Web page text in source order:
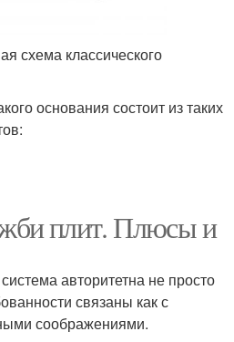
схема классического
основания состоит из таких
плит. Плюсы и
авторитетна не просто
связаны как с
соображениями.